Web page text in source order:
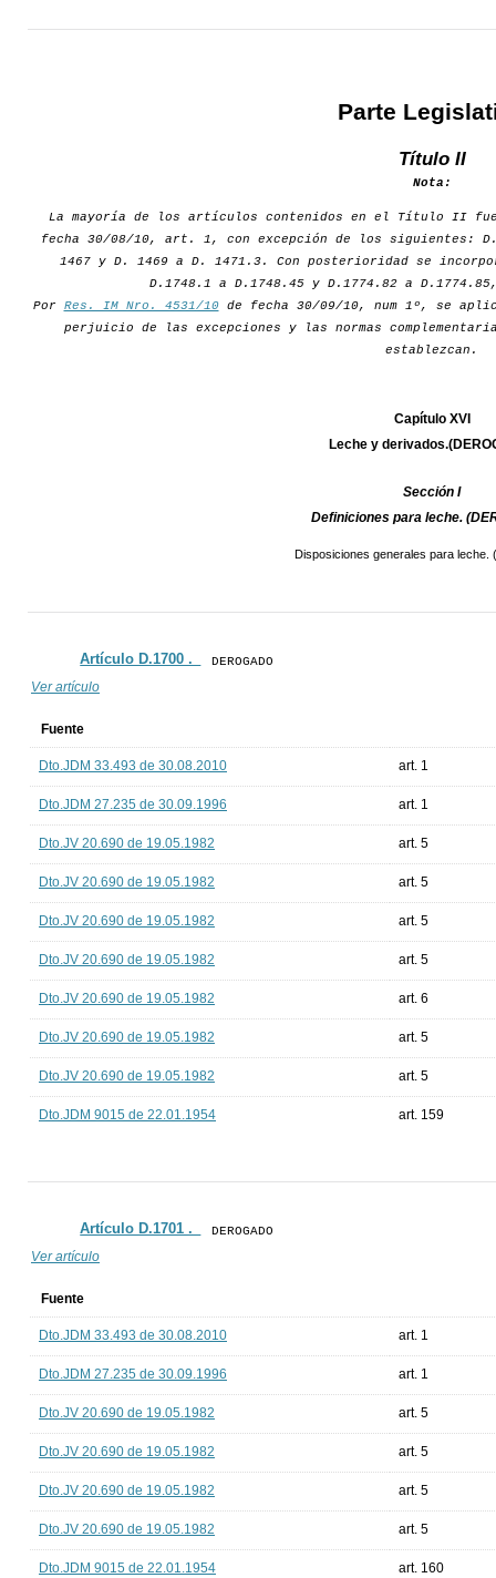
Parte
Título II
Nota:
La mayoría de los artículos contenidos en el Título II
fecha 30/08/10, art. 1, con excepción de los siguientes:
1467 y D. 1469 a D. 1471.3. Con posterioridad se
D.1748.1 a D.1748.45 y D.1774.82 a
Por Res. IM Nro. 4531/10de fecha 30/09/10, num 1º, se
perjuicio de las excepciones y las normas
establezcan.
Capítulo XVI
Leche y
Sección I
Definiciones para leche.
Disposiciones generales para leche.
Artículo D.1700 ._ DEROGADO
Ver artículo
Fuente
Dto.JDM 33.493 de 30.08.2010 art. 1
Dto.JDM 27.235 de 30.09.1996 art. 1
Dto.JV 20.690 de 19.05.1982 art. 5
Dto.JV 20.690 de 19.05.1982 art. 5
Dto.JV 20.690 de 19.05.1982 art. 5
Dto.JV 20.690 de 19.05.1982 art. 5
Dto.JV 20.690 de 19.05.1982 art. 6
Dto.JV 20.690 de 19.05.1982 art. 5
Dto.JV 20.690 de 19.05.1982 art. 5
Dto.JDM 9015 de 22.01.1954 art. 159
Artículo D.1701 ._ DEROGADO
Ver artículo
Fuente
Dto.JDM 33.493 de 30.08.2010 art. 1
Dto.JDM 27.235 de 30.09.1996 art. 1
Dto.JV 20.690 de 19.05.1982 art. 5
Dto.JV 20.690 de 19.05.1982 art. 5
Dto.JV 20.690 de 19.05.1982 art. 5
Dto.JV 20.690 de 19.05.1982 art. 5
Dto.JDM 9015 de 22.01.1954 art. 160